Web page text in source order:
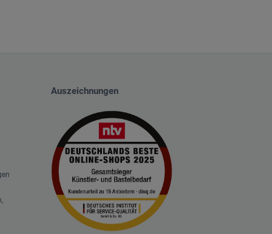
Auszeichnungen